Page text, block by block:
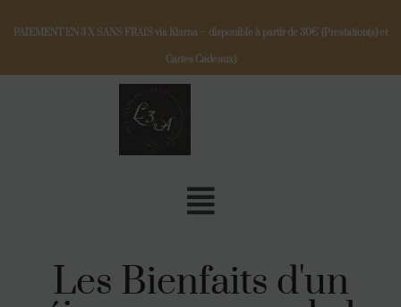
PAIEMENT EN 3 X SANS FRAIS via Klarna – disponible à partir de 30€ (Prestation(s) et
Cartes Cadeaux)
Les Bienfaits d'un